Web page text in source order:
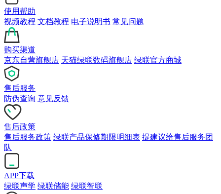
使用帮助
视频教程 文档教程 电子说明书 常见问题
购买渠道
京东自营旗舰店 天猫绿联数码旗舰店 绿联官方商城
售后服务
防伪查询 意见反馈
售后政策
售后服务政策 绿联产品保修期限明细表 提建议给售后服务团
队
APP下载
绿联声学 绿联储能 绿联智联